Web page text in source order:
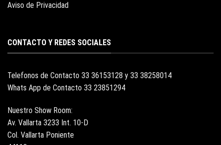
Aviso de Privacidad
CONTACTO Y REDES SOCIALES
Telefonos de Contacto 33 36153128 y 33 38258014
Whats App de Contacto 33 23851294
Nuestro Show Room:
Av. Vallarta 3233 Int. 10-D
Col. Vallarta Poniente